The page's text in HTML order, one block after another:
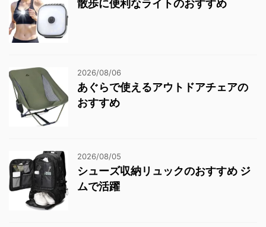
散歩に便利なライトのおすすめ
2026/08/06
あぐらで使えるアウトドアチェアの
おすすめ
2026/08/05
シューズ収納リュックのおすすめ ジ
ムで活躍